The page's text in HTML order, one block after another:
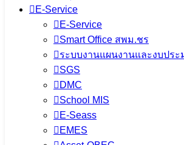
E-Service
E-Service
Smart Office สพม.ชร
ระบบงานแผนงานและงบปร
SGS
DMC
School MIS
E-Seass
EMES